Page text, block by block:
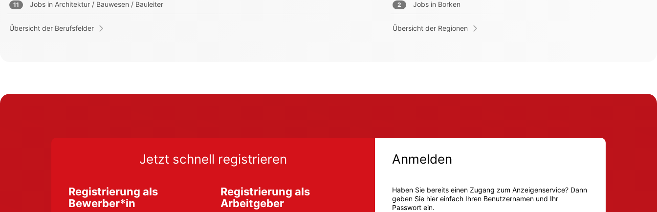
11 Jobs in Architektur / Bauwesen / Bauleiter
Übersicht der Berufsfelder
2 Jobs in Borken
Übersicht der Regionen
Jetzt schnell registrieren
Registrierung als
Bewerber*in
Registrierung als
Arbeitgeber
Anmelden
Haben Sie bereits einen Zugang zum Anzeigenservice? Dann
geben Sie hier einfach Ihren Benutzernamen und Ihr
Passwort ein.